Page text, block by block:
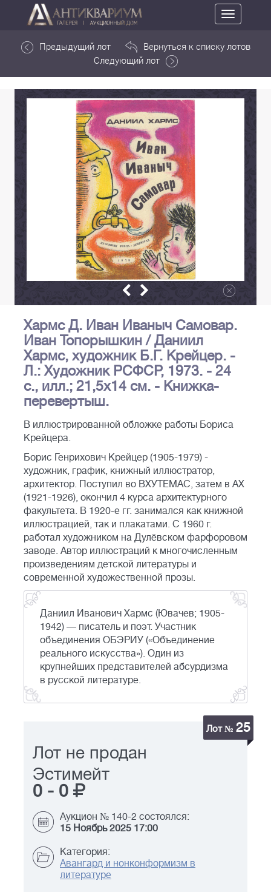
Toggle
navigation
Предыдущий лот
Вернуться к списку лотов
Следующий лот
Хармс Д. Иван Иваныч Самовар.
Иван Топорышкин / Даниил
Хармс, художник Б.Г. Крейцер. -
Л.: Художник РСФСР, 1973. - 24
с., илл.; 21,5х14 см. - Книжка-
перевертыш.
В иллюстрированной обложке работы Бориса
Крейцера.
Борис Генрихович Крейцер (1905-1979) -
художник, график, книжный иллюстратор,
архитектор. Поступил во ВХУТЕМАС, затем в АХ
(1921-1926), окончил 4 курса архитектурного
факультета. В 1920-е гг. занимался как книжной
иллюстрацией, так и плакатами. С 1960 г.
работал художником на Дулёвском фарфоровом
заводе. Автор иллюстраций к многочисленным
произведениям детской литературы и
современной художественной прозы.
Даниил Иванович Хармс (Ювачев; 1905-
1942) — писатель и поэт. Участник
объединения ОБЭРИУ («Объединение
реального искусства»). Один из
крупнейших представителей абсурдизма
в русской литературе.
Лот № 25
Лот не продан
Эстимейт
0 - 0
Аукцион № 140-2 состоялся:
15 Ноябрь 2025 17:00
Категория:
Авангард и нонконформизм в
литературе